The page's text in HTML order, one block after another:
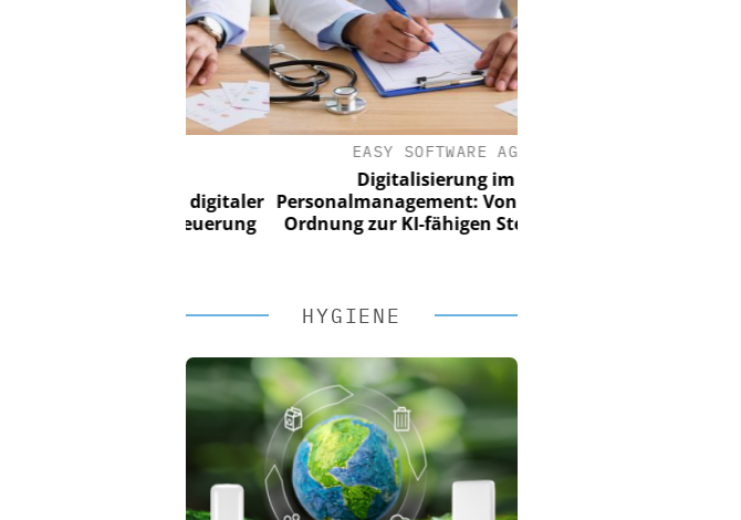
Von digitaler
KI-fähigen Steuerung
EASY SOFTWARE AG
Digitalisierung im
Personalmanagement: Von digitaler
Ordnung zur KI-fähigen Steuerung
HYGIENE